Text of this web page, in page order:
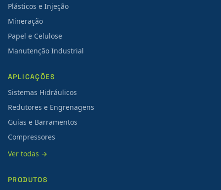
Plásticos e Injeção
Mineração
Papel e Celulose
Manutenção Industrial
APLICAÇÕES
Sistemas Hidráulicos
Redutores e Engrenagens
Guias e Barramentos
Compressores
Ver todas →
PRODUTOS